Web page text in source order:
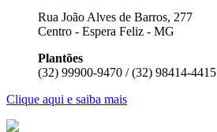
Rua João Alves de Barros, 277
Centro - Espera Feliz - MG
Plantões
(32) 99900-9470 / (32) 98414-4415
Clique aqui e saiba mais